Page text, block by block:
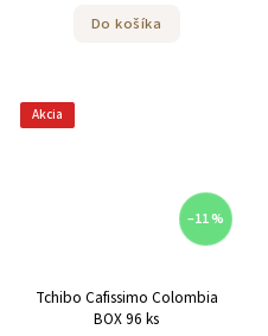
Do košíka
Akcia
–11 %
Tchibo Cafissimo Colombia
BOX 96 ks